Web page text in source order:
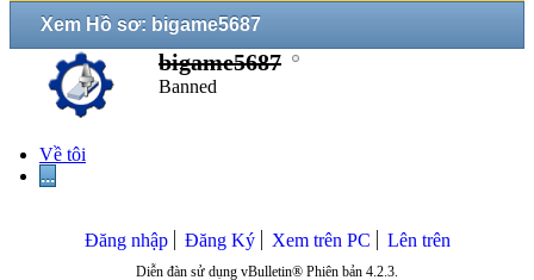
Xem Hồ sơ: bigame5687
bigame5687
Banned
Về tôi
...
Đăng nhập Đăng Ký Xem trên PC Lên trên
Diễn đàn sử dụng vBulletin® Phiên bản 4.2.3.